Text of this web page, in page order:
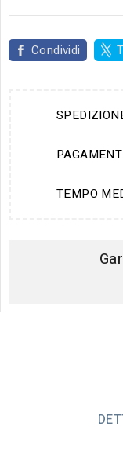
Condividi
TEMPO